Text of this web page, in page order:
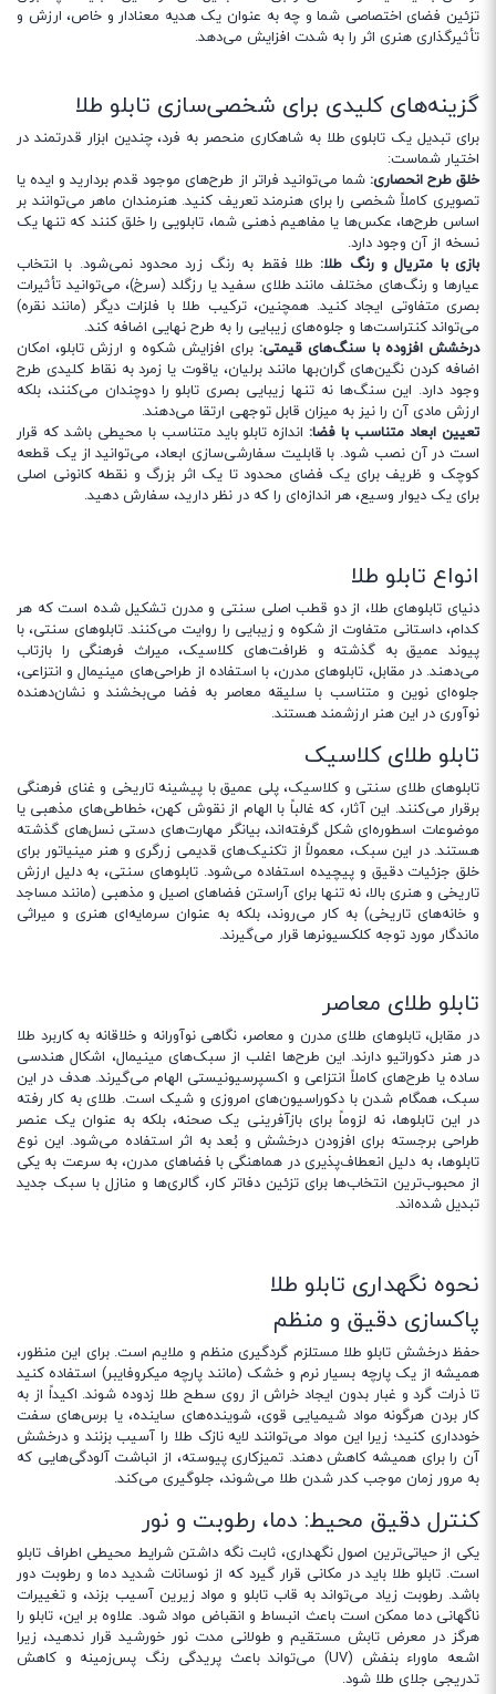
تزئین فضای اختصاصی شما و چه به عنوان یک هدیه معنادار و خاص، ارزش و
تأثیرگذاری هنری اثر را به شدت افزایش می‌دهد.
گزینه‌های کلیدی برای شخصی‌سازی تابلو طلا
برای تبدیل یک تابلوی طلا به شاهکاری منحصر به فرد، چندین ابزار قدرتمند در
اختیار شماست:
خلق طرح انحصاری: شما می‌توانید فراتر از طرح‌های موجود قدم بردارید و ایده یا
تصویری کاملاً شخصی را برای هنرمند تعریف کنید. هنرمندان ماهر می‌توانند بر
اساس طرح‌ها، عکس‌ها یا مفاهیم ذهنی شما، تابلویی را خلق کنند که تنها یک
نسخه از آن وجود دارد.
بازی با متریال و رنگ طلا: طلا فقط به رنگ زرد محدود نمی‌شود. با انتخاب
عیارها و رنگ‌های مختلف مانند طلای سفید یا رزگلد (سرخ)، می‌توانید تأثیرات
بصری متفاوتی ایجاد کنید. همچنین، ترکیب طلا با فلزات دیگر (مانند نقره)
می‌تواند کنتراست‌ها و جلوه‌های زیبایی را به طرح نهایی اضافه کند.
درخشش افزوده با سنگ‌های قیمتی: برای افزایش شکوه و ارزش تابلو، امکان
اضافه کردن نگین‌های گران‌بها مانند برلیان، یاقوت یا زمرد به نقاط کلیدی طرح
وجود دارد. این سنگ‌ها نه تنها زیبایی بصری تابلو را دوچندان می‌کنند، بلکه
ارزش مادی آن را نیز به میزان قابل توجهی ارتقا می‌دهند.
تعیین ابعاد متناسب با فضا: اندازه تابلو باید متناسب با محیطی باشد که قرار
است در آن نصب شود. با قابلیت سفارشی‌سازی ابعاد، می‌توانید از یک قطعه
کوچک و ظریف برای یک فضای محدود تا یک اثر بزرگ و نقطه کانونی اصلی
برای یک دیوار وسیع، هر اندازه‌ای را که در نظر دارید، سفارش دهید.
انواع تابلو طلا
دنیای تابلوهای طلا، از دو قطب اصلی سنتی و مدرن تشکیل شده است که هر
کدام، داستانی متفاوت از شکوه و زیبایی را روایت می‌کنند. تابلوهای سنتی، با
پیوند عمیق به گذشته و ظرافت‌های کلاسیک، میراث فرهنگی را بازتاب
می‌دهند. در مقابل، تابلوهای مدرن، با استفاده از طراحی‌های مینیمال و انتزاعی،
جلوه‌ای نوین و متناسب با سلیقه معاصر به فضا می‌بخشند و نشان‌دهنده
نوآوری در این هنر ارزشمند هستند.
تابلو طلای کلاسیک
تابلوهای طلای سنتی و کلاسیک، پلی عمیق با پیشینه تاریخی و غنای فرهنگی
برقرار می‌کنند. این آثار، که غالباً با الهام از نقوش کهن، خطاطی‌های مذهبی یا
موضوعات اسطوره‌ای شکل گرفته‌اند، بیانگر مهارت‌های دستی نسل‌های گذشته
هستند. در این سبک، معمولاً از تکنیک‌های قدیمی زرگری و هنر مینیاتور برای
خلق جزئیات دقیق و پیچیده استفاده می‌شود. تابلوهای سنتی، به دلیل ارزش
تاریخی و هنری بالا، نه تنها برای آراستن فضاهای اصیل و مذهبی (مانند مساجد
و خانه‌های تاریخی) به کار می‌روند، بلکه به عنوان سرمایه‌ای هنری و میراثی
ماندگار مورد توجه کلکسیونرها قرار می‌گیرند.
تابلو طلای معاصر
در مقابل، تابلوهای طلای مدرن و معاصر، نگاهی نوآورانه و خلاقانه به کاربرد طلا
در هنر دکوراتیو دارند. این طرح‌ها اغلب از سبک‌های مینیمال، اشکال هندسی
ساده یا طرح‌های کاملاً انتزاعی و اکسپرسیونیستی الهام می‌گیرند. هدف در این
سبک، همگام شدن با دکوراسیون‌های امروزی و شیک است. طلای به کار رفته
در این تابلوها، نه لزوماً برای بازآفرینی یک صحنه، بلکه به عنوان یک عنصر
طراحی برجسته برای افزودن درخشش و بُعد به اثر استفاده می‌شود. این نوع
تابلوها، به دلیل انعطاف‌پذیری در هماهنگی با فضاهای مدرن، به سرعت به یکی
از محبوب‌ترین انتخاب‌ها برای تزئین دفاتر کار، گالری‌ها و منازل با سبک جدید
تبدیل شده‌اند.
نحوه نگهداری تابلو طلا
پاکسازی دقیق و منظم
حفظ درخشش تابلو طلا مستلزم گردگیری منظم و ملایم است. برای این منظور،
همیشه از یک پارچه بسیار نرم و خشک (مانند پارچه میکروفایبر) استفاده کنید
تا ذرات گرد و غبار بدون ایجاد خراش از روی سطح طلا زدوده شوند. اکیداً از به
کار بردن هرگونه مواد شیمیایی قوی، شوینده‌های ساینده، یا برس‌های سفت
خودداری کنید؛ زیرا این مواد می‌توانند لایه نازک طلا را آسیب بزنند و درخشش
آن را برای همیشه کاهش دهند. تمیزکاری پیوسته، از انباشت آلودگی‌هایی که
به مرور زمان موجب کدر شدن طلا می‌شوند، جلوگیری می‌کند.
کنترل دقیق محیط: دما، رطوبت و نور
یکی از حیاتی‌ترین اصول نگهداری، ثابت نگه داشتن شرایط محیطی اطراف تابلو
است. تابلو طلا باید در مکانی قرار گیرد که از نوسانات شدید دما و رطوبت دور
باشد. رطوبت زیاد می‌تواند به قاب تابلو و مواد زیرین آسیب بزند، و تغییرات
ناگهانی دما ممکن است باعث انبساط و انقباض مواد شود. علاوه بر این، تابلو را
هرگز در معرض تابش مستقیم و طولانی مدت نور خورشید قرار ندهید، زیرا
اشعه ماوراء بنفش (UV) می‌تواند باعث پریدگی رنگ پس‌زمینه و کاهش
تدریجی جلای طلا شود.